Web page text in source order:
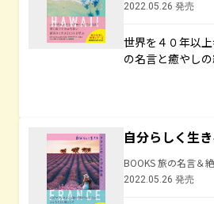
2022.05.26 発売
世界を４０年以
の名言と癒やし
自分らしく生
BOOKS 旅の名言＆
2022.05.26 発売